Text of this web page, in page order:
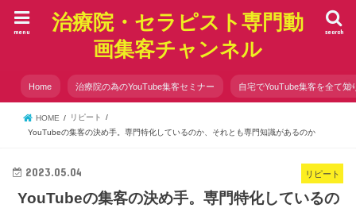
治療院・セラピスト専門動
画集客チャンネル
search
menu
Home 治療院の為のYouTube集客セミナー 自宅でYouTube集客を全て知
HOME
リピート
YouTubeの集客の決め手。専門特化しているのか、それとも専門知識があるのか
リピート
2023.05.04
YouTubeの集客の決め手。専門特化しているの